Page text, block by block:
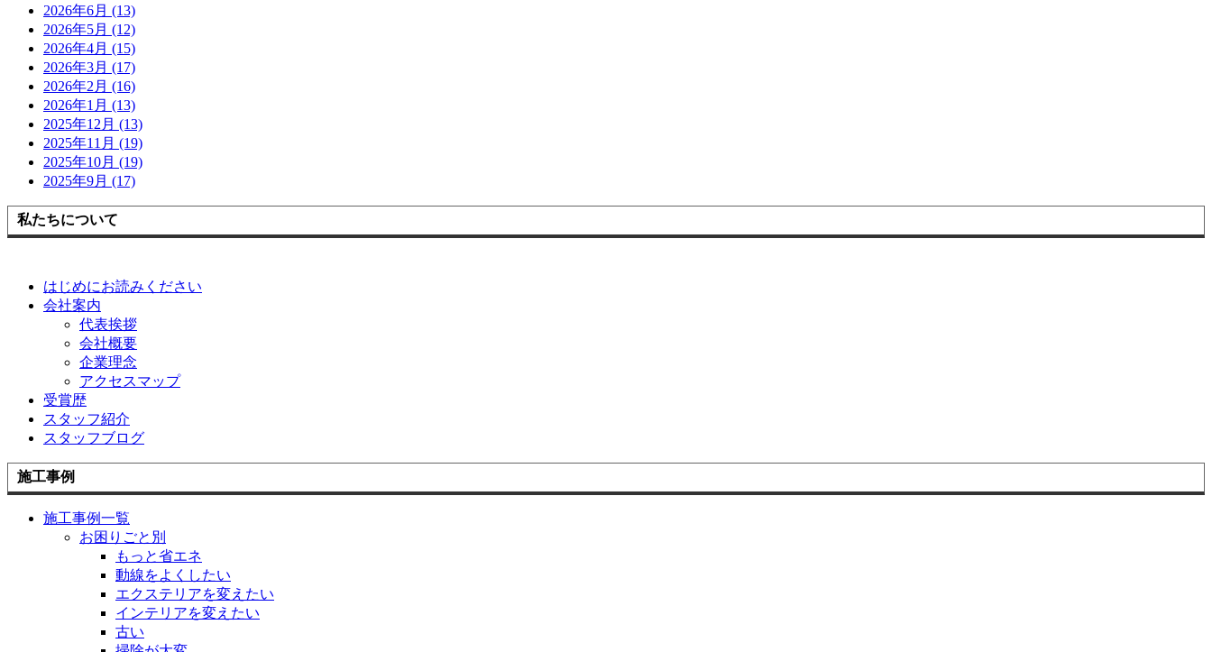
2026年6月 (13)
2026年5月 (12)
2026年4月 (15)
2026年3月 (17)
2026年2月 (16)
2026年1月 (13)
2025年12月 (13)
2025年11月 (19)
2025年10月 (19)
2025年9月 (17)
私たちについて
はじめにお読みください
会社案内
代表挨拶
会社概要
企業理念
アクセスマップ
受賞歴
スタッフ紹介
スタッフブログ
施工事例
施工事例一覧
お困りごと別
もっと省エネ
動線をよくしたい
エクステリアを変えたい
インテリアを変えたい
古い